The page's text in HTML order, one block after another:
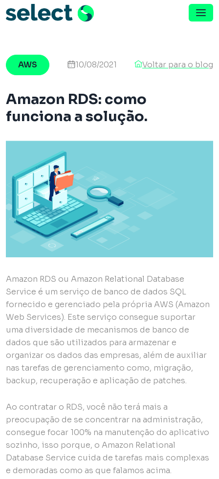
Menu de Navegação
AWS 10/08/2021 Voltar para o blog
Amazon RDS: como
funciona a solução.
Amazon RDS ou Amazon Relational Database
Service é um serviço de banco de dados SQL
fornecido e gerenciado pela própria AWS (Amazon
Web Services). Este serviço consegue suportar
uma diversidade de mecanismos de banco de
dados que são utilizados para armazenar e
organizar os dados das empresas, além de auxiliar
nas tarefas de gerenciamento como, migração,
backup, recuperação e aplicação de patches.
Ao contratar o RDS, você não terá mais a
preocupação de se concentrar na administração,
consegue focar 100% na manutenção do aplicativo
sozinho, isso porque, o Amazon Relational
Database Service cuida de tarefas mais complexas
e demoradas como as que falamos acima.